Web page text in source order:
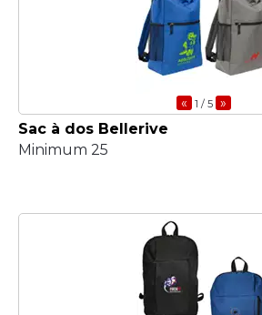
« 1 / 5 »
Sac à dos Bellerive
Minimum 25